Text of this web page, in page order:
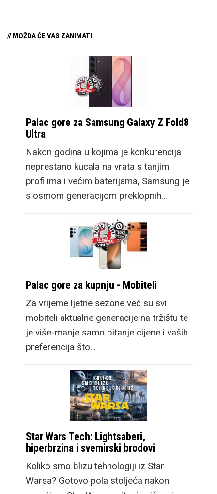
// MOŽDA ĆE VAS ZANIMATI
Palac gore za Samsung Galaxy Z Fold8
Ultra
Nakon godina u kojima je konkurencija
neprestano kucala na vrata s tanjim
profilima i većim baterijama, Samsung je
s osmom generacijom preklopnih…
Palac gore za kupnju - Mobiteli
Za vrijeme ljetne sezone već su svi
mobiteli aktualne generacije na tržištu te
je više-manje samo pitanje cijene i vaših
preferencija što…
Star Wars Tech: Lightsaberi,
hiperbrzina i svemirski brodovi
Koliko smo blizu tehnologiji iz Star
Warsa? Gotovo pola stoljeća nakon